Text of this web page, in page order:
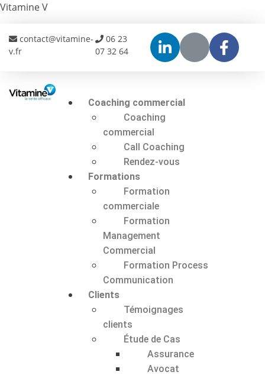
Vitamine V
contact@vitamine-
v.fr
06 23
07 32 64
Coaching commercial
Coaching
commercial
Call Coaching
Rendez-vous
Formations
Formation
commerciale
Formation
Management
Commercial
Formation Process
Communication
Clients
Témoignages
clients
Étude de Cas
Assurance
Avocat